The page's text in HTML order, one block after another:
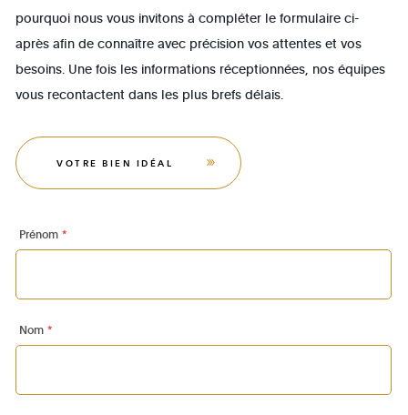
pourquoi nous vous invitons à compléter le formulaire ci-
après afin de connaître avec précision vos attentes et vos
besoins. Une fois les informations réceptionnées, nos équipes
vous recontactent dans les plus brefs délais.
VOTRE BIEN IDÉAL
Prénom *
Nom *